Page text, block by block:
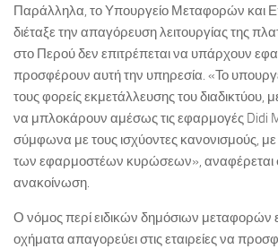
Παράλληλα, το Υπουργείο Μεταφορών και
διέταξε την απαγόρευση λειτουργίας της
στο Περού δεν επιτρέπεται να υπάρχουν
προσφέρουν αυτή την υπηρεσία. «Το
τους φορείς εκμετάλλευσης του διαδικτύου,
να μπλοκάρουν αμέσως τις εφαρμογές Didi
σύμφωνα με τους ισχύοντες κανονισμούς,
των εφαρμοστέων κυρώσεων», αναφέρεται
ανακοίνωση.
Ο νόμος περί ειδικών δημόσιων μεταφορών
οχήματα απαγορεύει στις εταιρείες να